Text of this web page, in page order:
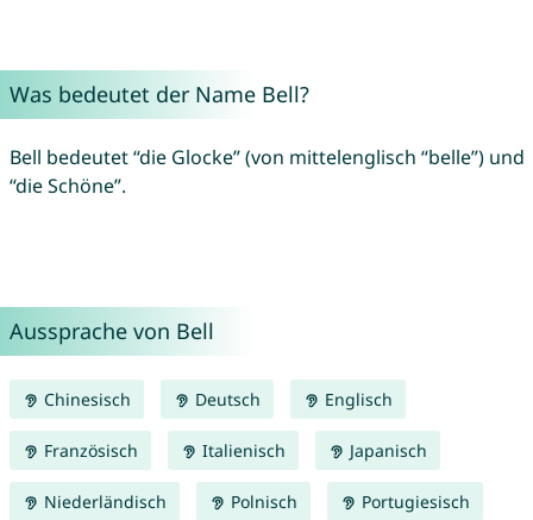
Was bedeutet der Name Bell?
Bell bedeutet “die Glocke” (von mittelenglisch “belle”) und
“die Schöne”.
Aussprache von Bell
Chinesisch Deutsch Englisch
Französisch Italienisch Japanisch
Niederländisch Polnisch Portugiesisch